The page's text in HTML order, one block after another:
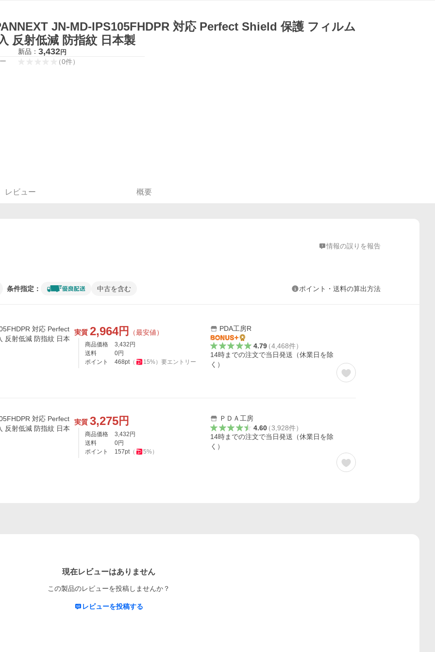
JN-MD-IPS105FHDPR 対応 Perfect Shield 保護 フィルム
反射低減 防指紋 日本製
新品： 3,432円
（0件）
レビュー 概要
情報の誤りを報告
条件指定： 中古を含む ポイント・送料の算出方法
対応 Perfect
反射低減 防指紋 日本
実質 2,964円 （最安値）
商品価格 3,432 円
送料
0円
ポイント
468pt（ 15%） 要エントリー
PDA工房R
4.79（4,468件）
14時までの注文で当日発送（休業日を除
く）
対応 Perfect
反射低減 防指紋 日本
実質 3,275円
商品価格 3,432 円
送料
0円
ポイント
157pt（ 5%）
ＰＤＡ工房
4.60（3,928件）
14時までの注文で当日発送（休業日を除
く）
現在レビューはありません
この製品のレビューを投稿しませんか？
レビューを投稿する